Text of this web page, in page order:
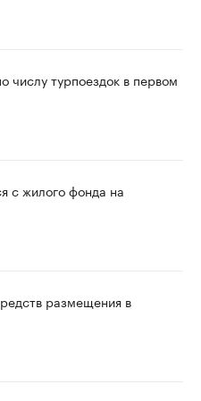
числу турпоездок в первом
с жилого фонда на
размещения в